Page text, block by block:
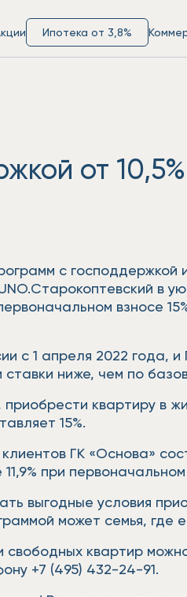
Ипотека от 3,8%
от
с
в
взносе
с 1 апреля 2022 года,
ниже, чем по
квартиру в
15%.
ГК «Основа»
при
выгодные условия
может семья,
свободных квартир
+7 (495) 432-24-91.